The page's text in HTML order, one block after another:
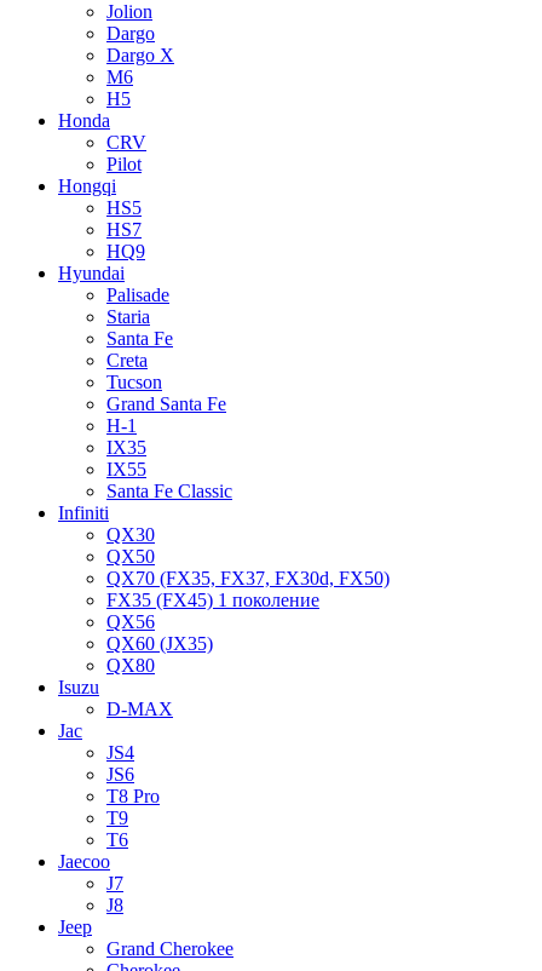
Jolion
Dargo
Dargo X
M6
H5
Honda
CRV
Pilot
Hongqi
HS5
HS7
HQ9
Hyundai
Palisade
Staria
Santa Fe
Creta
Tucson
Grand Santa Fe
H-1
IX35
IX55
Santa Fe Classic
Infiniti
QX30
QX50
QX70 (FX35, FX37, FX30d, FX50)
FX35 (FX45) 1 поколение
QX56
QX60 (JX35)
QX80
Isuzu
D-MAX
Jac
JS4
JS6
T8 Pro
T9
T6
Jaecoo
J7
J8
Jeep
Grand Cherokee